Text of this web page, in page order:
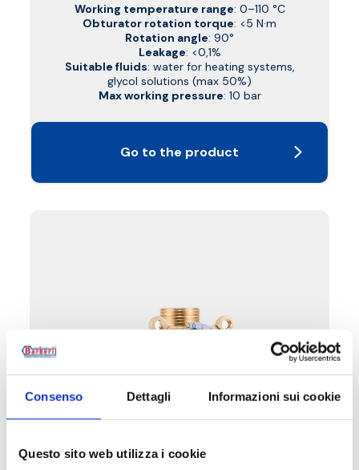
Consenso Dettagli Informazioni sui cookie
Questo sito web utilizza i cookie
Working temperature range: 0–110 °C
Obturator rotation torque: <5 N·m
Rotation angle: 90°
Leakage: <0,1%
Suitable fluids: water for heating systems,
glycol solutions (max 50%)
Max working pressure: 10 bar
Go to the product
V53